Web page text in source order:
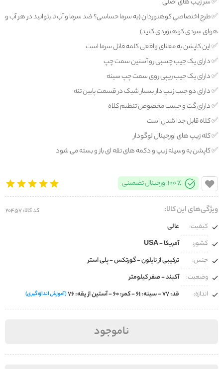
✅️ طرح اختصاصی کوهنوردان (به سرما حساسی؟ ضد سرما و آب تا بتوانید در هر آب و
هوای سردی کوهنوردی کنید)
✅️ این کاپشن به معنای واقعی کلمه قاتل سرما است
✅️ دارای یک جیب چسبی رو آستین سمت چپ
✅️ دارای یک جیب ریپی روی سمت چپ سینه
✅️ دارای دو جیب زیپ دار بسیار شیک در قسمت پایین تنه
✅️ دارای گت و چسب مخصوص تنظیم کلاه
✅️ کلاه قابل جدا شدن است
✅️ کله زیپ های اورجینال لوگودار
✅️ کاپشن به وسیله زیپ و دکمه های تقه ای باز و بسته می شود
100% اورجینال تضمینی
ویژگی‌های این کالا: کد کالا: 20457
کیفیت:
عالی
کشور:
آمریکا - USA
جنس:
ترکیبی از نایلون - گورتکس - پلی استر
وضعیت:
آکبند - صفر کیلومتر
اندازه:
قد: 77 - سینه: 61 - کمر: 60 - آستین از یقه: 76 (آموزش اندازه‌گیری)
ناموجود